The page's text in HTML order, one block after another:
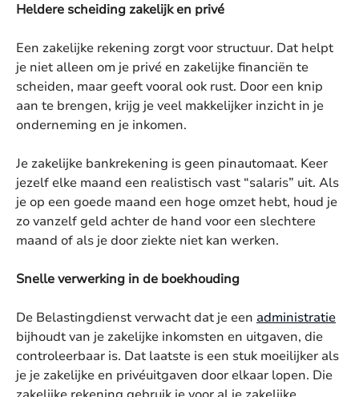
Heldere scheiding zakelijk en privé
Een zakelijke rekening zorgt voor structuur. Dat helpt
je niet alleen om je privé en zakelijke financiën te
scheiden, maar geeft vooral ook rust. Door een knip
aan te brengen, krijg je veel makkelijker inzicht in je
onderneming en je inkomen.
Je zakelijke bankrekening is geen pinautomaat. Keer
jezelf elke maand een realistisch vast “salaris” uit. Als
je op een goede maand een hoge omzet hebt, houd je
zo vanzelf geld achter de hand voor een slechtere
maand of als je door ziekte niet kan werken.
Snelle verwerking in de boekhouding
De Belastingdienst verwacht dat je een administratie
bijhoudt van je zakelijke inkomsten en uitgaven, die
controleerbaar is. Dat laatste is een stuk moeilijker als
je je zakelijke en privéuitgaven door elkaar lopen. Die